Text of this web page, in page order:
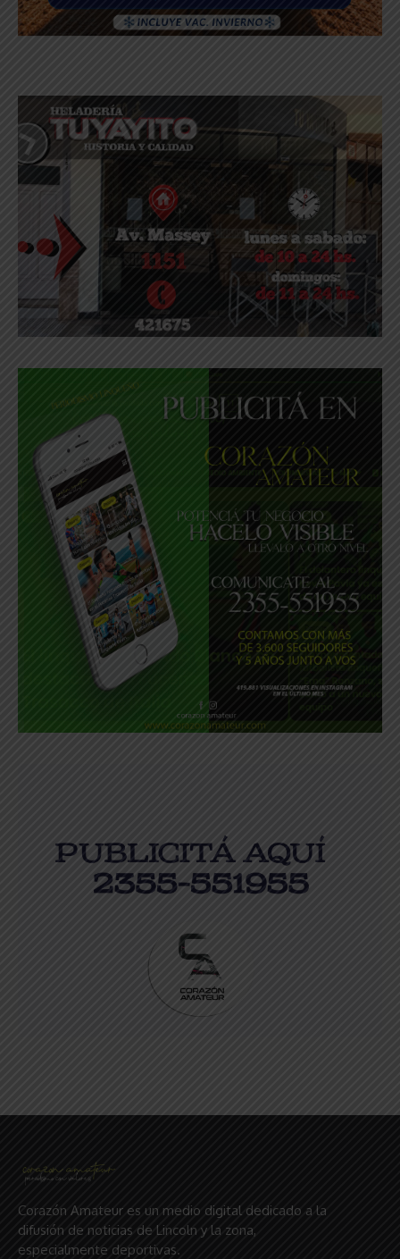
Corazón Amateur es un medio digital dedicado a la
difusión de noticias de Lincoln y la zona,
especialmente deportivas.